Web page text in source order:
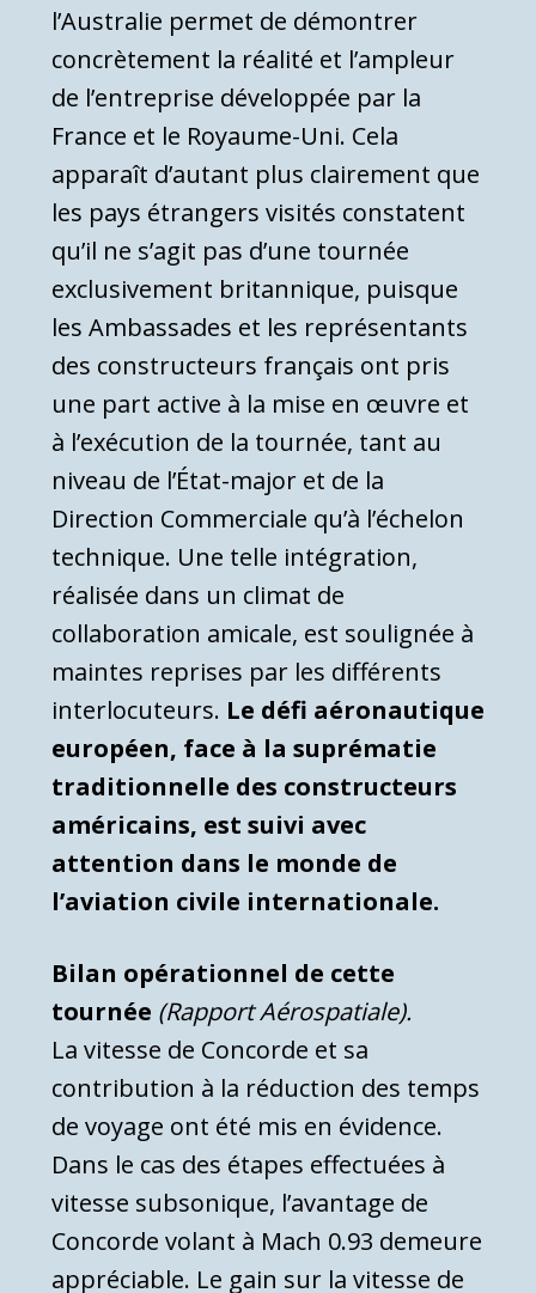
l’Australie permet de démontrer
concrètement la réalité et l’ampleur
de l’entreprise développée par la
France et le Royaume-Uni. Cela
apparaît d’autant plus clairement que
les pays étrangers visités constatent
qu’il ne s’agit pas d’une tournée
exclusivement britannique, puisque
les Ambassades et les représentants
des constructeurs français ont pris
une part active à la mise en œuvre et
à l’exécution de la tournée, tant au
niveau de l’État-major et de la
Direction Commerciale qu’à l’échelon
technique. Une telle intégration,
réalisée dans un climat de
collaboration amicale, est soulignée à
maintes reprises par les différents
interlocuteurs. Le défi aéronautique
européen, face à la suprématie
traditionnelle des constructeurs
américains, est suivi avec
attention dans le monde de
l’aviation civile internationale.
Bilan opérationnel de cette
tournée (Rapport Aérospatiale).
La vitesse de Concorde et sa
contribution à la réduction des temps
de voyage ont été mis en évidence.
Dans le cas des étapes effectuées à
vitesse subsonique, l’avantage de
Concorde volant à Mach 0.93 demeure
appréciable. Le gain sur la vitesse de